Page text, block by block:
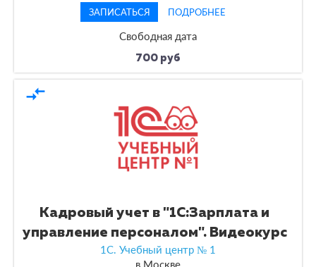
ЗАПИСАТЬСЯ ПОДРОБНЕЕ
Свободная дата
700 руб
compare_arrows
Кадровый учет в "1С:Зарплата и
управление персоналом". Видеокурс
1С. Учебный центр № 1
в Москве